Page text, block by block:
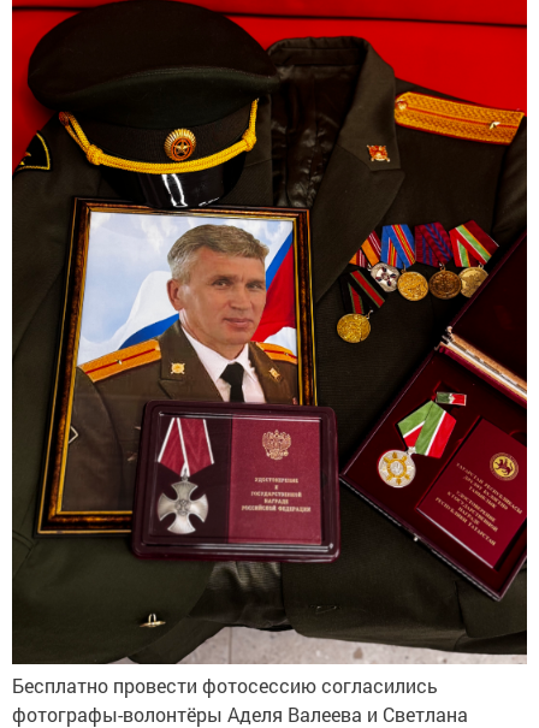
Бесплатно провести фотосессию согласились
фотографы-волонтёры Аделя Валеева и Светлана